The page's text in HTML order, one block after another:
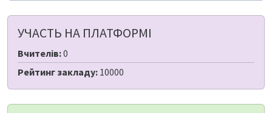
УЧАСТЬ НА ПЛАТФОРМІ
Вчителів:0
Рейтинг закладу: 10000